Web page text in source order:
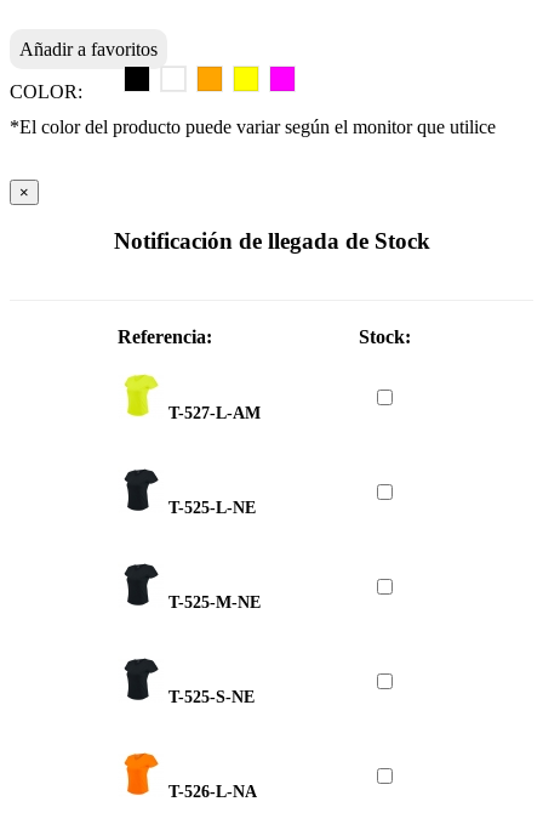
Añadir a favoritos
COLOR:
*El color del producto puede variar según el monitor que utilice
×
Notificación de llegada de Stock
Referencia: Stock:
T-527-L-AM
T-525-L-NE
T-525-M-NE
T-525-S-NE
T-526-L-NA